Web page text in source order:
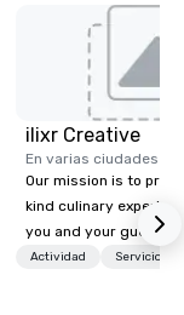
ilixr Creative
En varias ciudades
Our mission is to
kind culinary
you and your guests
memories and
Actividad Servicios